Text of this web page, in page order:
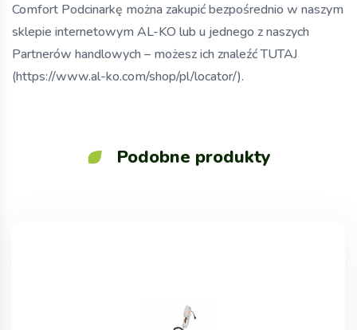
Comfort Podcinarkę można zakupić bezpośrednio w naszym
sklepie internetowym AL-KO lub u jednego z naszych
Partnerów handlowych – możesz ich znaleźć TUTAJ
(https://www.al-ko.com/shop/pl/locator/).
Podobne produkty